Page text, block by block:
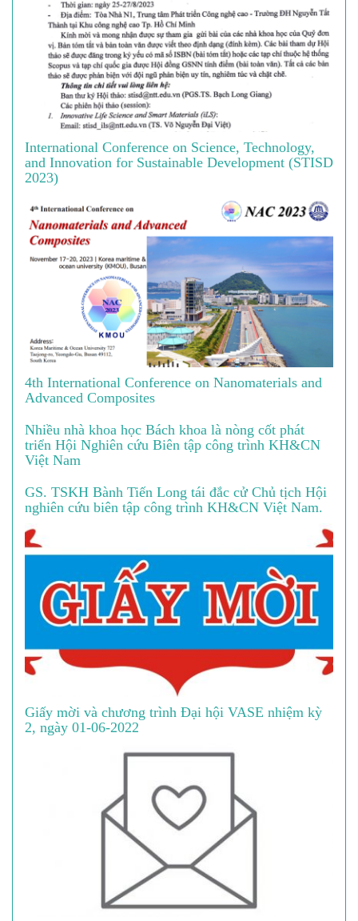
International Conference on Science, Technology,
and Innovation for Sustainable Development (STISD
2023)
4th International Conference on Nanomaterials and
Advanced Composites
Nhiều nhà khoa học Bách khoa là nòng cốt phát
triển Hội Nghiên cứu Biên tập công trình KH&CN
Việt Nam
GS. TSKH Bành Tiến Long tái đắc cử Chủ tịch Hội
nghiên cứu biên tập công trình KH&CN Việt Nam.
Giấy mời và chương trình Đại hội VASE nhiệm kỳ
2, ngày 01-06-2022